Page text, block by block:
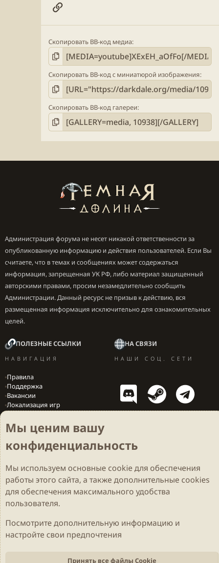
Ссылка
Скопировать BB-код медиа
Скопировать BB-код с миниатюрой изображения
Скопировать BB-код галереи
Администрация форума не несет никакой ответственности за
опубликованную информацию и действия пользователей. Если Вы
считаете, что в темах и сообщениях может содержаться
информация, запрещенная УК РФ, либо материал защищенный
авторскими правами, просим незамедлительно сообщить
Администрации. Данный ресурс не призыв к действию, вся
размещенная информация исключительно для ознакомительных
целей.
ПОЛЕЗНЫЕ ССЫЛКИ
НАВИГАЦИЯ
Правила
Поддержка
Вакансии
Локализация игр
НА СВЯЗИ
НАШИ СОЦ. СЕТИ
Cookies Darkdale - Основа [v.2.3.2 rc1] 🔥
Политика конфиденциальности
Помощь
R
S
Parts of this site developed by Details)
Theming with
Мы ценим вашу
конфиденциальность
Мы используем основные cookieдля обеспечения
работы этого сайта, а также дополнительные cookies
для обеспечения максимального удобства
пользователя.
Посмотрите дополнительную информацию и
настройте свои предпочтения
Принять все файлы Cookie